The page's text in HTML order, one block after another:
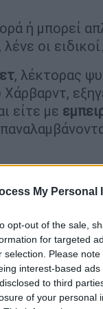
My Personal
opt-out of the sale,
for targeted
selection. Please
interest-based
to third
of your personal
ή μπορεί
οι ειδικοί.
, λέκτορας
Χάρβαρντ,
είτε με
βάση για
στο
».